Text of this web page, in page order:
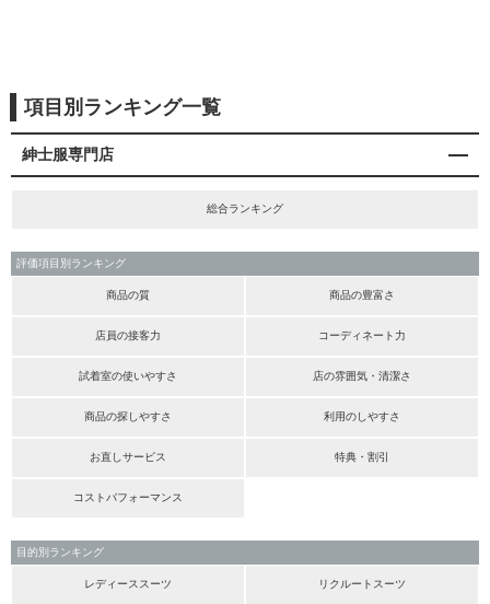
項目別ランキング一覧
紳士服専門店
総合ランキング
評価項目別ランキング
商品の質 商品の豊富さ
店員の接客力 コーディネート力
試着室の使いやすさ 店の雰囲気・清潔さ
商品の探しやすさ 利用のしやすさ
お直しサービス 特典・割引
コストパフォーマンス
目的別ランキング
レディーススーツ リクルートスーツ